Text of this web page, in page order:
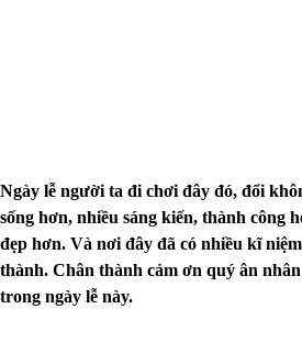
Ngày lễ người ta đi chơi đây đó, đổi
sống hơn, nhiều sáng kiến, thành công
đẹp hơn. Và nơi đây đã có nhiều kĩ
thành. Chân thành cảm ơn quý ân
trong ngày lễ này.